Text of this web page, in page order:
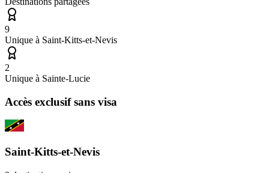
9
Unique à Saint-Kitts-et-Nevis
2
Unique à Sainte-Lucie
Accès exclusif sans visa
Saint-Kitts-et-Nevis